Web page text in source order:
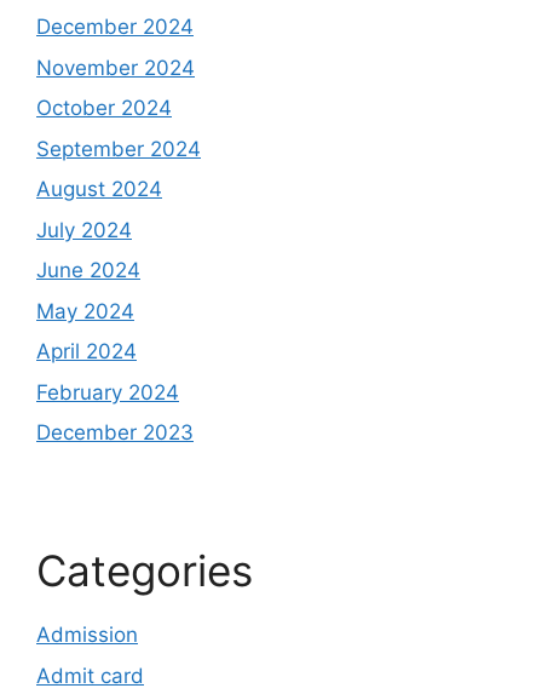
December 2024
November 2024
October 2024
September 2024
August 2024
July 2024
June 2024
May 2024
April 2024
February 2024
December 2023
Categories
Admission
Admit card